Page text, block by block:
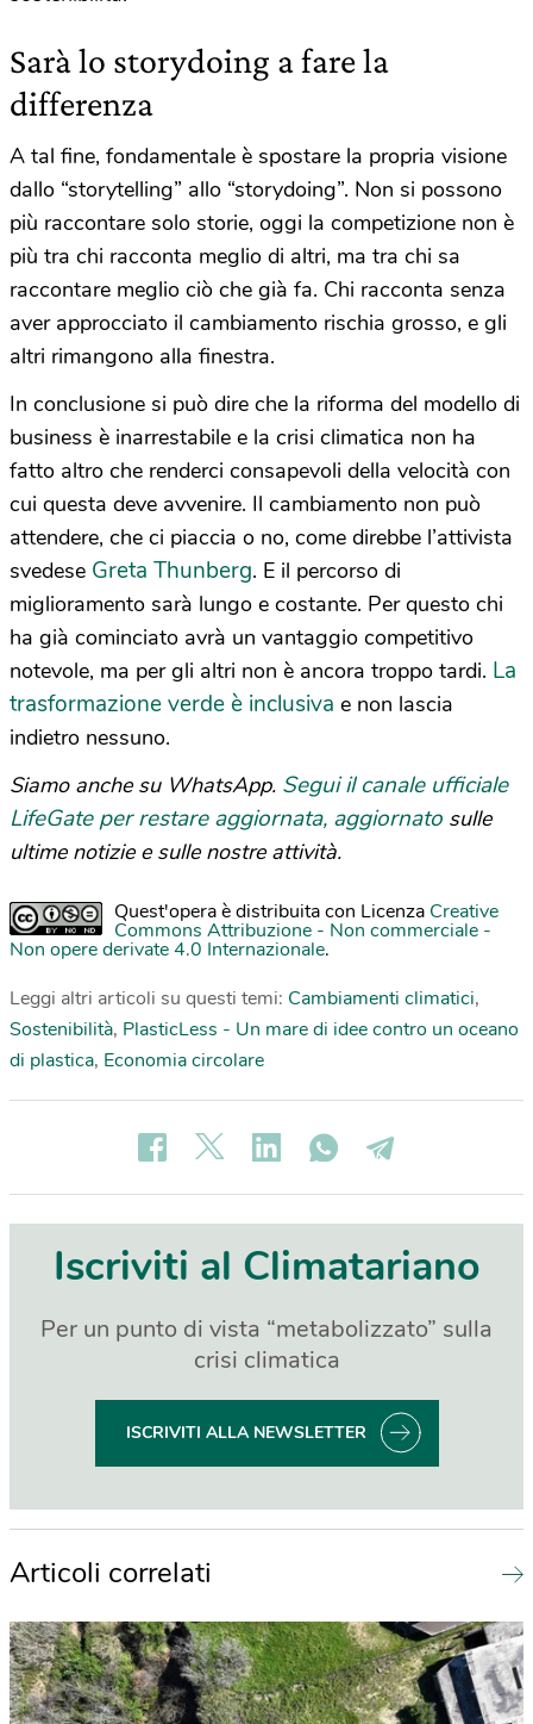
Sarà lo storydoing a fare la
differenza
A tal fine, fondamentale è spostare la propria visione
dallo “storytelling” allo “storydoing”. Non si possono
più raccontare solo storie, oggi la competizione non è
più tra chi racconta meglio di altri, ma tra chi sa
raccontare meglio ciò che già fa. Chi racconta senza
aver approcciato il cambiamento rischia grosso, e gli
altri rimangono alla finestra.
In conclusione si può dire che la riforma del modello di
business è inarrestabile e la crisi climatica non ha
fatto altro che renderci consapevoli della velocità con
cui questa deve avvenire. Il cambiamento non può
attendere, che ci piaccia o no, come direbbe l’attivista
svedese Greta Thunberg. E il percorso di
miglioramento sarà lungo e costante. Per questo chi
ha già cominciato avrà un vantaggio competitivo
notevole, ma per gli altri non è ancora troppo tardi. La
trasformazione verde è inclusiva e non lascia
indietro nessuno.
Siamo anche su WhatsApp. Segui il canale ufficiale
LifeGate per restare aggiornata, aggiornato sulle
ultime notizie e sulle nostre attività.
Quest'opera è distribuita con Licenza Creative
Commons Attribuzione - Non commerciale -
Non opere derivate 4.0 Internazionale.
Leggi altri articoli su questi temi: Cambiamenti climatici,
Sostenibilità, PlasticLess - Un mare di idee contro un oceano
di plastica, Economia circolare
Iscriviti al Climatariano
Per un punto di vista “metabolizzato” sulla
crisi climatica
ISCRIVITI ALLA NEWSLETTER
Articoli correlati